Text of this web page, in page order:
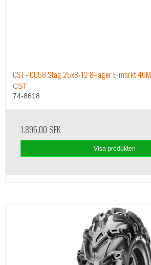
CST - CU58 Stag 25x8-12 8-lager E-märkt 46M
CST
74-8618
1.895,00 SEK
Visa produkten